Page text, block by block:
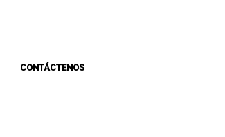
CONTÁCTENOS